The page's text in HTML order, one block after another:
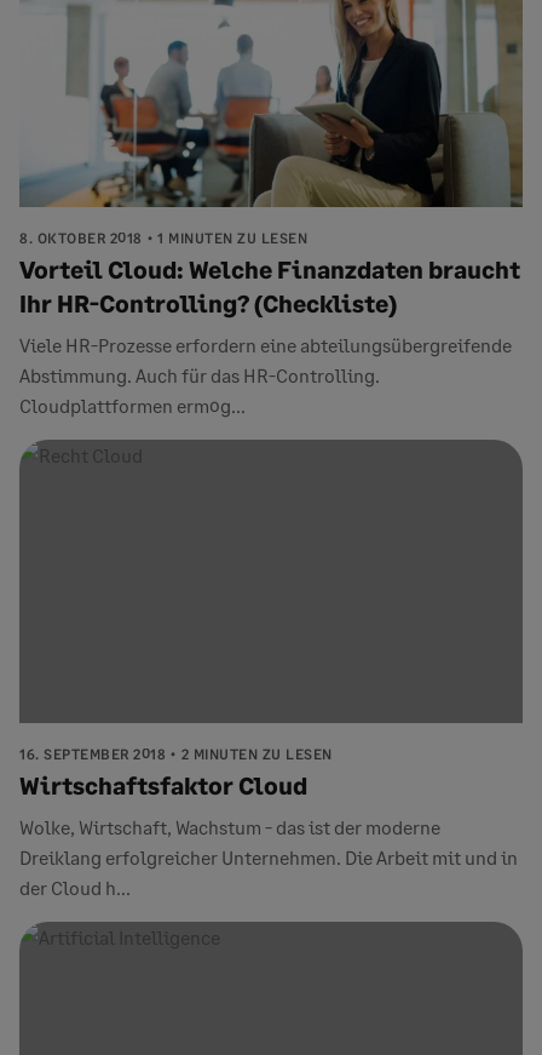
8. OKTOBER 2018 1 MINUTEN ZU LESEN
Vorteil Cloud: Welche Finanzdaten braucht
Ihr HR-Controlling? (Checkliste)
Viele HR-Prozesse erfordern eine abteilungsübergreifende
Abstimmung. Auch für das HR-Controlling.
Cloudplattformen ermög...
16. SEPTEMBER 2018 2 MINUTEN ZU LESEN
Wirtschaftsfaktor Cloud
Wolke, Wirtschaft, Wachstum - das ist der moderne
Dreiklang erfolgreicher Unternehmen. Die Arbeit mit und in
der Cloud h...